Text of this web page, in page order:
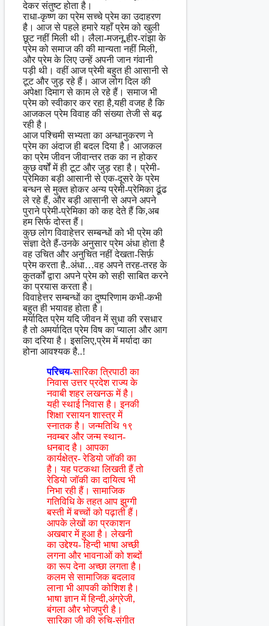
देकर संतुष्ट होता है।
राधा-कृष्ण का प्रेम सच्चे प्रेम का उदाहरण
है। आज से पहले हमारे यहाँ प्रेम को खुली
छूट नहीं मिली थी। लैला-मजनू,हीर-रांझा के
प्रेम को समाज की की मान्यता नहीं मिली,
और प्रेम के लिए उन्हें अपनी जान गंवानी
पड़ी थी। वहीं आज प्रेमी बहुत ही आसानी से
टूट और जुड़ रहे हैं। आज लोग दिल की
अपेक्षा दिमाग से काम ले रहे हैं। समाज भी
प्रेम को स्वीकार कर रहा है,यही वजह है कि
आजकल प्रेम विवाह की संख्या तेजी से बढ़
रही है।
आज पश्चिमी सभ्यता का अन्धानुकरण ने
प्रेम का अंदाज ही बदल दिया है। आजकल
का प्रेम जीवन जीवान्तर तक का न होकर
कुछ वर्षों में ही टूट और जुड़ रहा है। प्रेमी-
प्रेमिका बड़ी आसानी से एक-दूसरे के प्रेम
बन्धन से मुक्त होकर अन्य प्रेमी-प्रेमिका ढूंढ
ले रहे हैं, और बड़ी आसानी से अपने अपने
पुराने प्रेमी-प्रेमिका को कह देते हैं कि,अब
हम सिर्फ दोस्त हैं।
कुछ लोग विवाहेत्तर सम्बन्धों को भी प्रेम की
संज्ञा देते हैं-उनके अनुसार प्रेम अंधा होता है
वह उचित और अनुचित नहीं देखता-सिर्फ़
प्रेम करता है..अंधा…वह अपने तरह-तरह के
कुतर्कों द्वारा अपने प्रेम को सही साबित करने
का प्रयास करता है।
विवाहेत्तर सम्बन्धों का दुष्परिणाम कभी-कभी
बहुत ही भयावह होता है।
मर्यादित प्रेम यदि जीवन में सुधा की रसधार
है तो अमर्यादित प्रेम विष का प्याला और आग
का दरिया है। इसलिए,प्रेम में मर्यादा का
होना आवश्यक है..!
परिचय-सारिका त्रिपाठी का
निवास उत्तर प्रदेश राज्य के
नवाबी शहर लखनऊ में है।
यही स्थाई निवास है। इनकी
शिक्षा रसायन शास्त्र में
स्नातक है। जन्मतिथि १९
नवम्बर और जन्म स्थान-
धनबाद है। आपका
कार्यक्षेत्र- रेडियो जॉकी का
है। यह पटकथा लिखती हैं तो
रेडियो जॉकी का दायित्व भी
निभा रही हैं। सामाजिक
गतिविधि के तहत आप झुग्गी
बस्ती में बच्चों को पढ़ाती हैं।
आपके लेखों का प्रकाशन
अखबार में हुआ है। लेखनी
का उद्देश्य- हिन्दी भाषा अच्छी
लगना और भावनाओं को शब्दों
का रूप देना अच्छा लगता है।
कलम से सामाजिक बदलाव
लाना भी आपकी कोशिश है।
भाषा ज्ञान में हिन्दी,अंग्रेजी,
बंगला और भोजपुरी है।
सारिका जी की रुचि-संगीत